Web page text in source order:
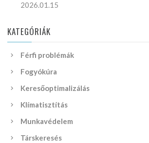
2026.01.15
KATEGÓRIÁK
Férfi problémák
Fogyókúra
Keresőoptimalizálás
Klímatisztítás
Munkavédelem
Társkeresés